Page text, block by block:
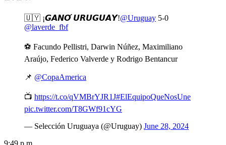
🇺🇾 ¡𝙂𝘼𝙉𝙊́ 𝙐𝙍𝙐𝙂𝙐𝘼𝙔!@Uruguay 5-0
@laverde_fbf
⚽ Facundo Pellistri, Darwin Núñez, Maximiliano
Araújo, Federico Valverde y Rodrigo Bentancur
📌 @CopaAmerica
📺 https://t.co/qVMBrYJR1J#ElEquipoQueNosUne
pic.twitter.com/T8GWf91cYG
— Selección Uruguaya (@Uruguay) June 28, 2024
9:49 p.m.